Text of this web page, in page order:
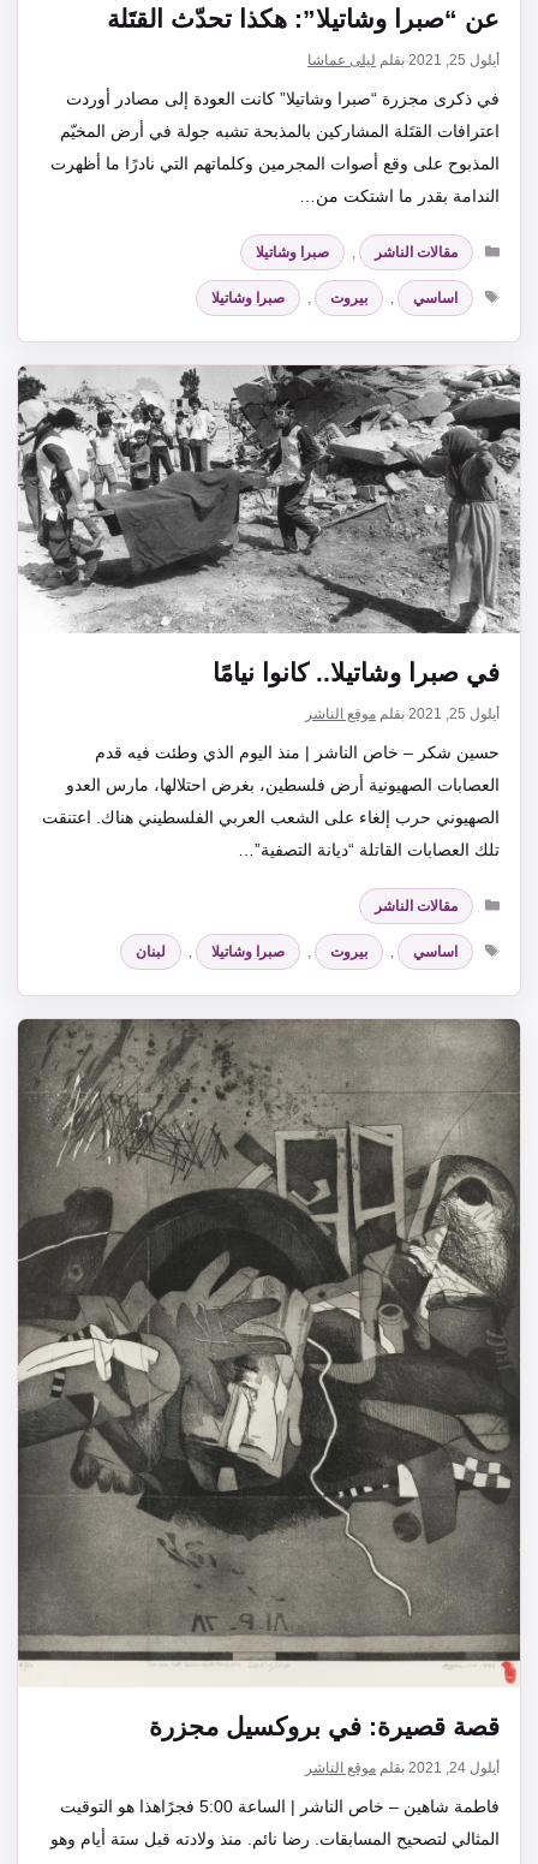
عن “صبرا وشاتيلا”: هكذا تحدّث القتَلة
أيلول 25, 2021 بقلم ليلى عماشا
في ذكرى مجزرة “صبرا وشاتيلا” كانت العودة إلى مصادر أوردت
اعترافات القتَلة المشاركين بالمذبحة تشبه جولة في أرض المخيّم
المذبوح على وقع أصوات المجرمين وكلماتهم التي نادرًا ما أظهرت
الندامة بقدر ما اشتكت من…
التصنيفات
مقالات الناشر
صبرا وشاتيلا
الوسوم
اساسي بيروت صبرا وشاتيلا
في صبرا وشاتيلا.. كانوا نيامًا
أيلول 25, 2021 بقلم موقع الناشر
حسين شكر – خاص الناشر | منذ اليوم الذي وطئت فيه قدم
العصابات الصهيونية أرض فلسطين، بغرض احتلالها، مارس العدو
الصهيوني حرب إلغاء على الشعب العربي الفلسطيني هناك. اعتنقت
تلك العصابات القاتلة “ديانة التصفية”…
التصنيفات
مقالات الناشر
الوسوم
اساسي بيروت صبرا وشاتيلا لبنان
قصة قصيرة: في بروكسيل مجزرة
أيلول 24, 2021 بقلم موقع الناشر
فاطمة شاهين – خاص الناشر | الساعة 5:00 فجرًاهذا هو التوقيت
المثالي لتصحيح المسابقات. رضا نائم. منذ ولادته قبل ستة أيام وهو